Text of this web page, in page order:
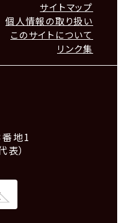
サイトマップ
個人情報の取り扱い
このサイトについて
リンク集
地1
）